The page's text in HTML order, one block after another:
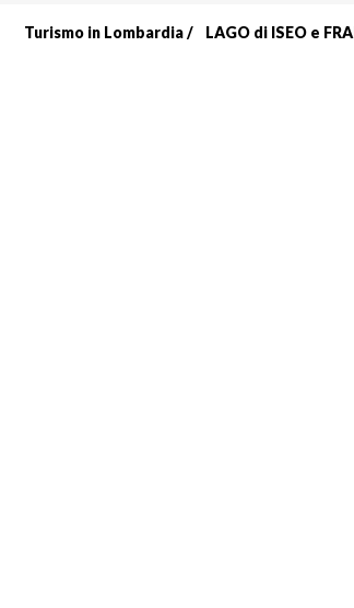
Turismo in Lombardia LAGO di ISEO e